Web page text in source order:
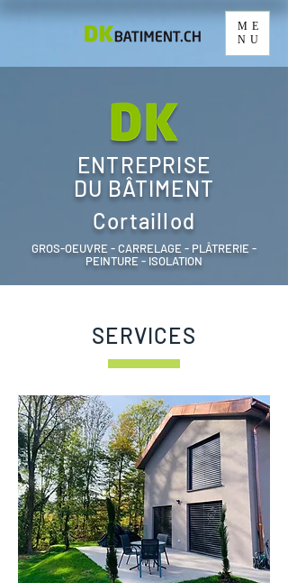
ME
NU
ENTREPRISE
DU BÂTIMENT
Cortaillod
GROS-OEUVRE - CARRELAGE - PLÂTRERIE -
PEINTURE - ISOLATION
SERVICES